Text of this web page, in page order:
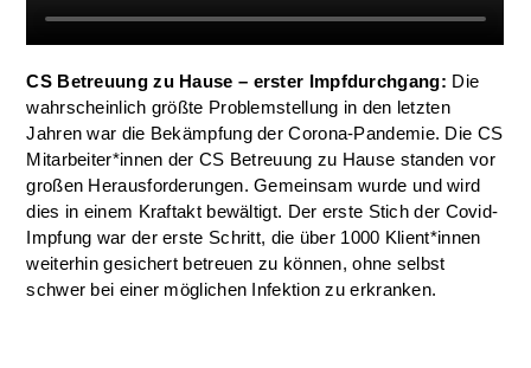
CS Betreuung zu Hause – erster Impfdurchgang: Die
wahrscheinlich größte Problemstellung in den letzten
Jahren war die Bekämpfung der Corona-Pandemie. Die CS
Mitarbeiter*innen der CS Betreuung zu Hause standen vor
großen Herausforderungen. Gemeinsam wurde und wird
dies in einem Kraftakt bewältigt. Der erste Stich der Covid-
Impfung war der erste Schritt, die über 1000 Klient*innen
weiterhin gesichert betreuen zu können, ohne selbst
schwer bei einer möglichen Infektion zu erkranken.